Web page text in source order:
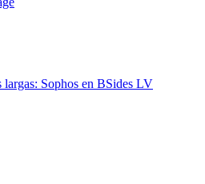
largas: Sophos en BSides LV